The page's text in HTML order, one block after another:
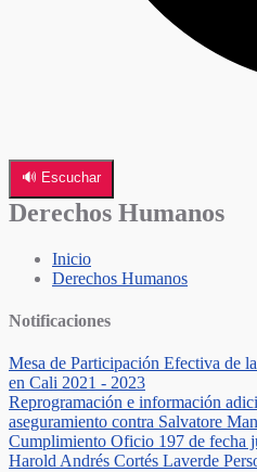
🔊 Escuchar
Derechos Humanos
Inicio
Derechos Humanos
Notificaciones
Mesa de Participación Efectiva de
en Cali 2021 - 2023
Reprogramación e información
aseguramiento contra Salvatore
Cumplimiento Oficio 197 de fecha
Harold Andrés Cortés Laverde